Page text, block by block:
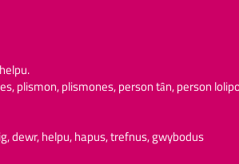
plismon, plismones, person tȃn, person
dewr, helpu, hapus, trefnus, gwybodus